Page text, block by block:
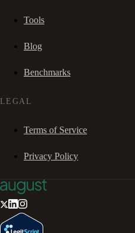
Tools
Blog
Benchmarks
LEGAL
Terms of Service
Privacy Policy